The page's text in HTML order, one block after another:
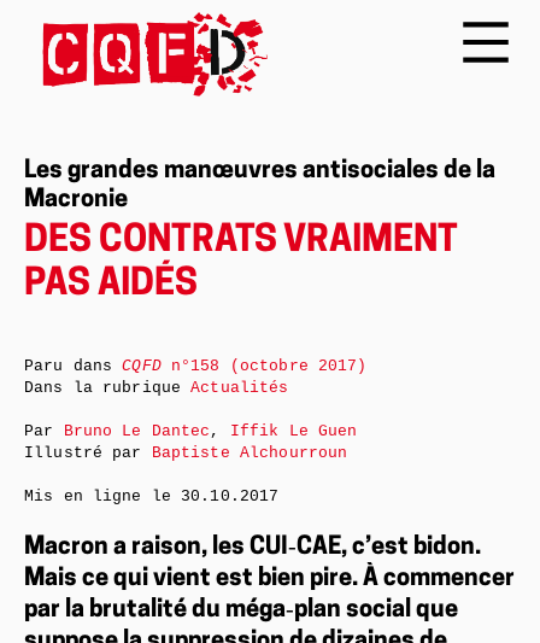
Les grandes manœuvres antisociales de la
Macronie
DES CONTRATS VRAIMENT
PAS AIDÉS
Macron a raison, les CUI‐CAE, c’est bidon.
Mais ce qui vient est bien pire. À commencer
par la brutalité du méga‐plan social que
Paru dansCQFDn°158 (octobre 2017)
Dans la rubriqueActualités
Par Bruno Le Dantec , Iffik Le Guen
Illustré par Baptiste Alchourroun
Mis en ligne le 30.10.2017